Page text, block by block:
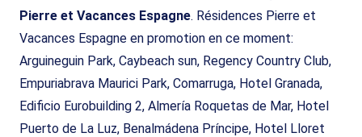
Pierre et Vacances Espagne. Résidences Pierre et
Vacances Espagne en promotion en ce moment:
Arguineguin Park, Caybeach sun, Regency Country Club,
Empuriabrava Maurici Park, Comarruga, Hotel Granada,
Edificio Eurobuilding 2, Almería Roquetas de Mar, Hotel
Puerto de La Luz, Benalmádena Príncipe, Hotel Lloret